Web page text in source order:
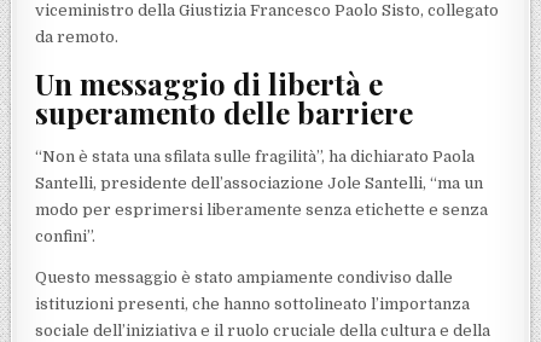
viceministro della Giustizia Francesco Paolo Sisto, collegato
da remoto.
Un messaggio di libertà e
superamento delle barriere
“Non è stata una sfilata sulle fragilità”, ha dichiarato Paola
Santelli, presidente dell’associazione Jole Santelli, “ma un
modo per esprimersi liberamente senza etichette e senza
confini”.
Questo messaggio è stato ampiamente condiviso dalle
istituzioni presenti, che hanno sottolineato l’importanza
sociale dell’iniziativa e il ruolo cruciale della cultura e della